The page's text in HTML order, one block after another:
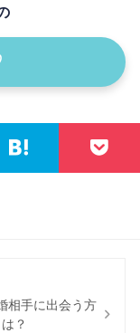
相手に出会う方
？